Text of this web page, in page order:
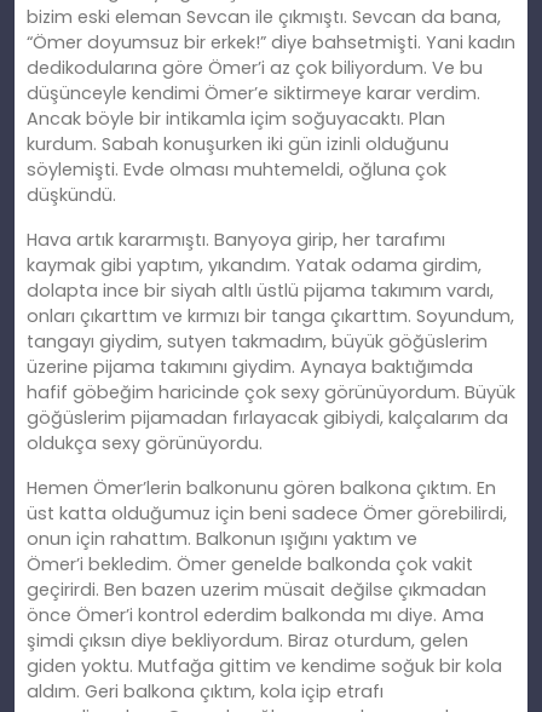
bizim eski eleman Sevcan ile çıkmıştı. Sevcan da bana,
“Ömer doyumsuz bir erkek!” diye bahsetmişti. Yani kadın
dedikodularına göre Ömer’i az çok biliyordum. Ve bu
düşünceyle kendimi Ömer’e siktirmeye karar verdim.
Ancak böyle bir intikamla içim soğuyacaktı. Plan
kurdum. Sabah konuşurken iki gün izinli olduğunu
söylemişti. Evde olması muhtemeldi, oğluna çok
düşkündü.
Hava artık kararmıştı. Banyoya girip, her tarafımı
kaymak gibi yaptım, yıkandım. Yatak odama girdim,
dolapta ince bir siyah altlı üstlü pijama takımım vardı,
onları çıkarttım ve kırmızı bir tanga çıkarttım. Soyundum,
tangayı giydim, sutyen takmadım, büyük göğüslerim
üzerine pijama takımını giydim. Aynaya baktığımda
hafif göbeğim haricinde çok sexy görünüyordum. Büyük
göğüslerim pijamadan fırlayacak gibiydi, kalçalarım da
oldukça sexy görünüyordu.
Hemen Ömer’lerin balkonunu gören balkona çıktım. En
üst katta olduğumuz için beni sadece Ömer görebilirdi,
onun için rahattım. Balkonun ışığını yaktım ve
Ömer’i bekledim. Ömer genelde balkonda çok vakit
geçirirdi. Ben bazen uzerim müsait değilse çıkmadan
önce Ömer’i kontrol ederdim balkonda mı diye. Ama
şimdi çıksın diye bekliyordum. Biraz oturdum, gelen
giden yoktu. Mutfağa gittim ve kendime soğuk bir kola
aldım. Geri balkona çıktım, kola içip etrafı